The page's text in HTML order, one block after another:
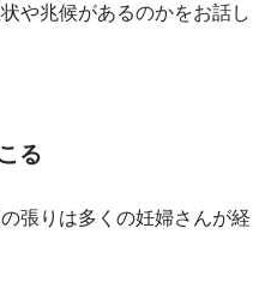
や兆候があるのかをお話し
る
張りは多くの妊婦さんが経